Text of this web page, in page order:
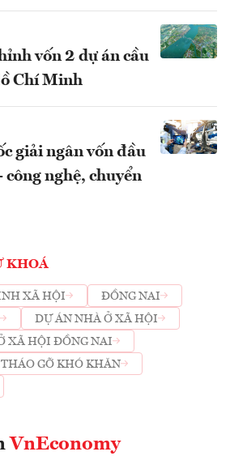
vốn 2 dự án cầu
Chí Minh
giải ngân vốn đầu
công nghệ, chuyển
KHOÁ
XÃ HỘI
ĐỒNG NAI
DỰ ÁN NHÀ Ở XÃ HỘI
XÃ HỘI ĐỒNG NAI
THÁO GỠ KHÓ KHĂN
VnEconomy